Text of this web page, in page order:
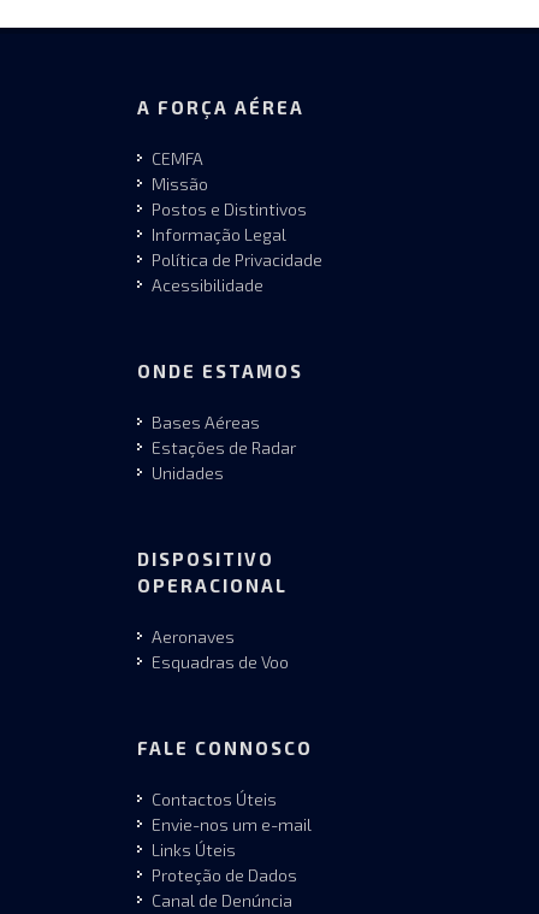
A FORÇA AÉREA
CEMFA
Missão
Postos e Distintivos
Informação Legal
Política de Privacidade
Acessibilidade
ONDE ESTAMOS
Bases Aéreas
Estações de Radar
Unidades
DISPOSITIVO
OPERACIONAL
Aeronaves
Esquadras de Voo
FALE CONNOSCO
Contactos Úteis
Envie-nos um e-mail
Links Úteis
Proteção de Dados
Canal de Denúncia